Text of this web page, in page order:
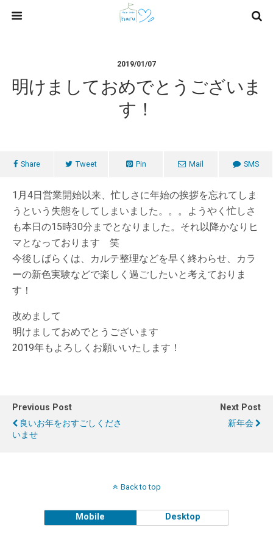
2019/01/07
明けましておめでとうございま
す！
Share Tweet Pin Mail SMS
1月4日営業開始以来、忙しさに年始の挨拶を忘れてしま
うという失態をしてしまいました。。。ようやく忙しさ
も本日の15時30分までとなりました。それ以降かなりヒ
マとなっております 笑
今後しばらくは、カルテ整理などを早く終わらせ、カラ
ーの新色実験などで楽しく過ごしたいと考えておりま
す！
改めまして
明けましておめでとうございます
2019年もよろしくお願いいたします！
Previous Post
良いお年をおすごしくださ
いませ
Next Post
新年会
Back to top
Mobile Desktop